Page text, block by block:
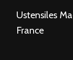
Ustensiles
France